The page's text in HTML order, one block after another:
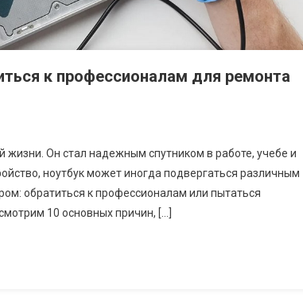
к профессионалам для ремонта
Он стал надежным спутником в работе, учебе и
ноутбук может иногда подвергаться различным
обратиться к профессионалам или пытаться
10 основных причин, […]